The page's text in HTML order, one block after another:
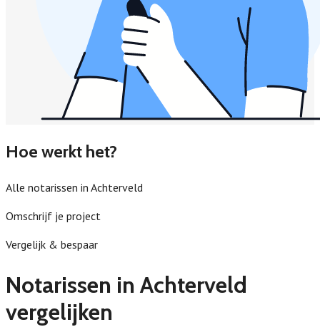
Hoe werkt het?
Alle notarissen in Achterveld
Omschrijf je project
Vergelijk & bespaar
Notarissen in Achterveld
vergelijken